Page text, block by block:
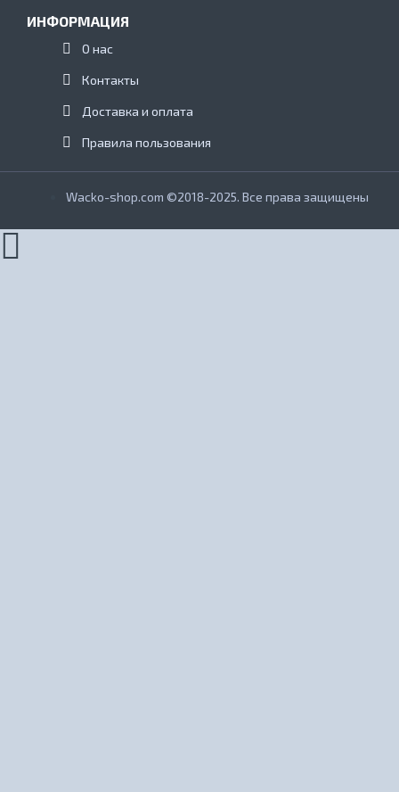
ИНФОРМАЦИЯ
О нас
Контакты
Доставка и оплата
Правила пользования
Wacko-shop.com ©2018-2025. Все права защищены